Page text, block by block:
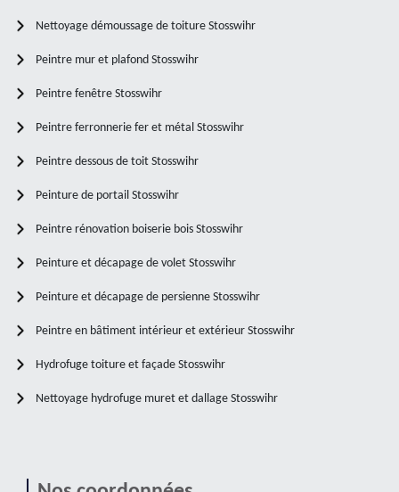
Nettoyage démoussage de toiture Stosswihr
Peintre mur et plafond Stosswihr
Peintre fenêtre Stosswihr
Peintre ferronnerie fer et métal Stosswihr
Peintre dessous de toit Stosswihr
Peinture de portail Stosswihr
Peintre rénovation boiserie bois Stosswihr
Peinture et décapage de volet Stosswihr
Peinture et décapage de persienne Stosswihr
Peintre en bâtiment intérieur et extérieur Stosswihr
Hydrofuge toiture et façade Stosswihr
Nettoyage hydrofuge muret et dallage Stosswihr